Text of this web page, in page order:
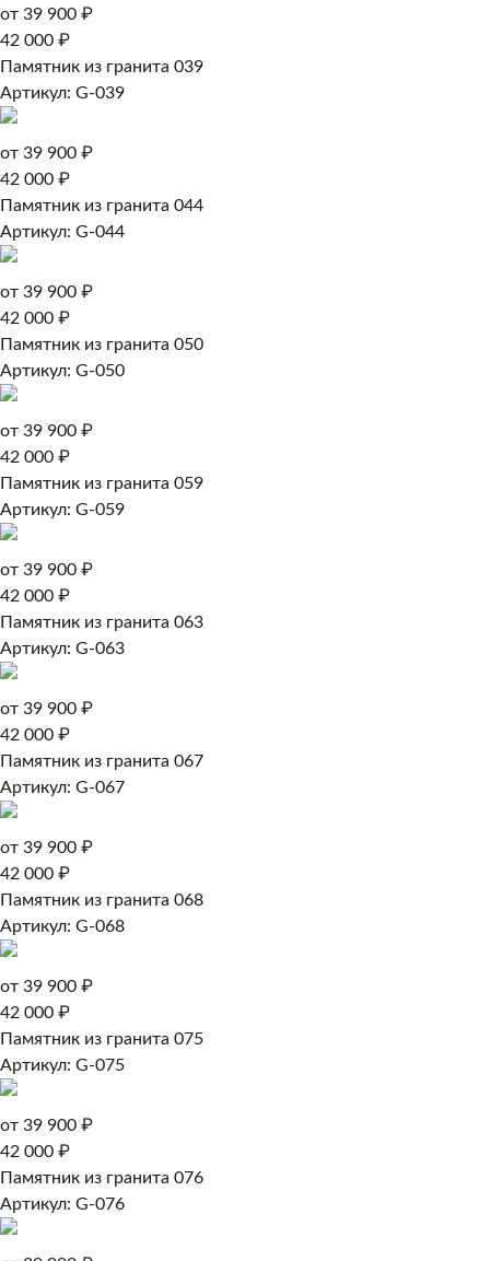
от 39 900 ₽
42 000 ₽
Памятник из гранита 039
Артикул: G-039
от 39 900 ₽
42 000 ₽
Памятник из гранита 044
Артикул: G-044
от 39 900 ₽
42 000 ₽
Памятник из гранита 050
Артикул: G-050
от 39 900 ₽
42 000 ₽
Памятник из гранита 059
Артикул: G-059
от 39 900 ₽
42 000 ₽
Памятник из гранита 063
Артикул: G-063
от 39 900 ₽
42 000 ₽
Памятник из гранита 067
Артикул: G-067
от 39 900 ₽
42 000 ₽
Памятник из гранита 068
Артикул: G-068
от 39 900 ₽
42 000 ₽
Памятник из гранита 075
Артикул: G-075
от 39 900 ₽
42 000 ₽
Памятник из гранита 076
Артикул: G-076